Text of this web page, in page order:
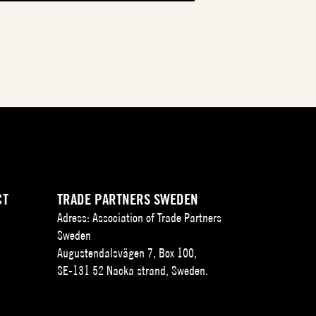
TRADE PARTNERS SWEDEN
Adress: Association of Trade Partners
Sweden
Augustendalsvägen 7, Box 100,
SE-131 52 Nacka strand, Sweden.